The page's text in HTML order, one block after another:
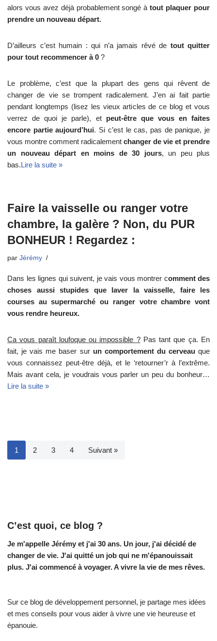
alors vous avez déjà probablement songé à tout plaquer pour
prendre un nouveau départ.
D’ailleurs c’est humain : qui n’a jamais rêvé de tout quitter
pour tout recommencer à 0 ?
Le problème, c’est que la plupart des gens qui rêvent de
changer de vie se trompent radicalement. J’en ai fait partie
pendant longtemps (lisez les vieux articles de ce blog et vous
verrez de quoi je parle), et peut-être que vous en faites
encore partie aujourd’hui. Si c’est le cas, pas de panique, je
vous montre comment radicalement changer de vie et prendre
un nouveau départ en moins de 30 jours, un peu plus
bas.Lire la suite »
Faire la vaisselle ou ranger votre
chambre, la galère ? Non, du PUR
BONHEUR ! Regardez :
par Jérémy
Dans les lignes qui suivent, je vais vous montrer comment des
choses aussi stupides que laver la vaisselle, faire les
courses au supermarché ou ranger votre chambre vont
vous rendre heureux.
Ca vous paraît loufoque ou impossible ?Pas tant que ça. En
fait, je vais me baser sur un comportement du cerveauque
vous connaissez peut-être déjà, et le ‘retourner’r à l’extrême.
Mais avant cela, je voudrais vous parler un peu du bonheur…
Lire la suite »
1 2 3 4 Suivant »
C’est quoi, ce blog ?
Je m'appelle Jérémy et j'ai 30 ans. Un jour, j'ai décidé de
changer de vie. J'ai quitté un job qui ne m'épanouissait
plus. J'ai commencé à voyager. A vivre la vie de mes rêves.
Sur ce blog de développement personnel, je partage mes idées
et mes conseils pour vous aider à vivre une vie heureuse et
épanouie.